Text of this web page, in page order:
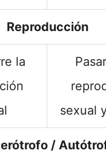
Reproducción
la
sexual
/